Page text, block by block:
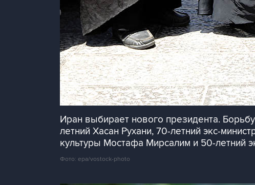
Иран выбирает нового президента.
летний Хасан Рухани, 70-летний экс-
культуры Мостафа Мирсалим и 50-летний
Фото: epa/vostock-photo